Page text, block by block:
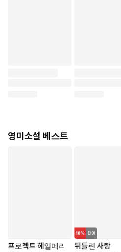
영미소설 베스트
프로젝트 헤일메리 뒤틀린 사랑